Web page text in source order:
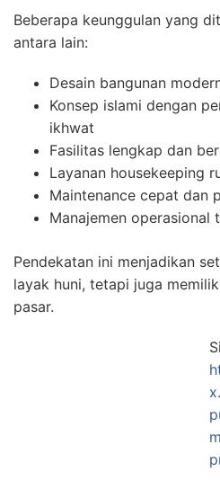
Beberapa keunggulan yang
antara lain:
Desain bangunan
Konsep islami dengan
ikhwat
Fasilitas lengkap dan
Layanan housekeeping
Maintenance cepat dan
Manajemen operasional
Pendekatan ini menjadikan
layak huni, tetapi juga
pasar.